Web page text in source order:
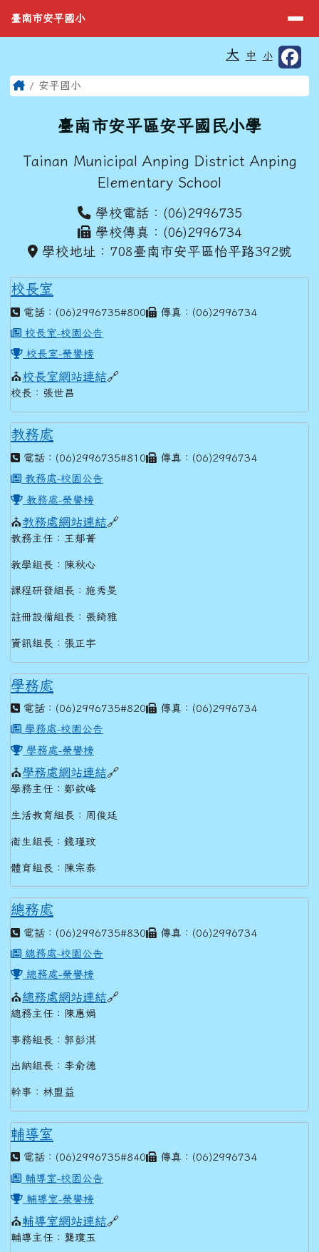
臺南市安平國小
導覽列
臺南市安平國小
⏸
大 中 小
主內容區域
Home安平國小
臺南市安平區安平國民小學
Tainan Municipal Anping District Anping
Elementary School
學校電話：(06)2996735
學校傳真：(06)2996734
學校地址：708臺南市安平區怡平路392號
校長室
電話：(06)2996735#800
傳真：(06)2996734
校長室-校園公告
校長室-榮譽榜
⛪校長室網站連結🔗​​​​​​
校長：張世昌
教務處
電話：(06)2996735#810
傳真：(06)2996734
教務處-校園公告
教務處-榮譽榜
⛪教務處網站連結🔗
教務主任：王郁菁
教學組長：陳秋心
課程研發組長：施秀旻
註冊設備組長：張綺雅
資訊組長：張正宇
學務處
電話：(06)2996735#820
傳真：(06)2996734
學務處-校園公告
學務處-榮譽榜
⛪學務處網站連結🔗
學務主任：鄭欽峰
生活教育組長：周俊廷
衛生組長：錢瑾玟
體育組長：陳宗泰
總務處
電話：(06)2996735#830
傳真：(06)2996734
總務處-校園公告
總務處-榮譽榜
⛪總務處網站連結🔗
總務主任：陳惠娟
事務組長：郭彭淇
出納組長：李俞德
幹事：林盟益
輔導室
電話：(06)2996735#840
傳真：(06)2996734
輔導室-校園公告
輔導室-榮譽榜
⛪輔導室網站連結🔗
輔導主任：龔瓊玉
頁尾區域